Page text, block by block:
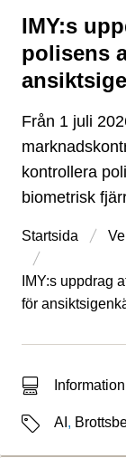
IMY:s
polisens
Typ av sida
Från 1 juli
kontrollera
biometrisk
Startsida
IMY:s uppdrag
för
Typ av sökträff
Information
Etiketter
AI ,